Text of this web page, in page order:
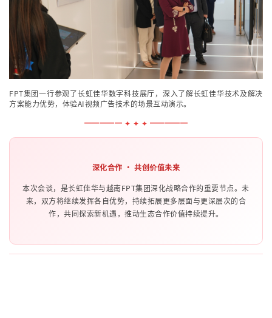
FPT集团一行参观了长虹佳华数字科技展厅，深入了解长虹佳华技术及解决
方案能力优势，体验AI视频广告技术的场景互动演示。
━━━━━ ✦ ✦ ✦ ━━━━━
深化合作 · 共创价值未来
本次会谈，是长虹佳华与越南FPT集团深化战略合作的重要节点。未
来，双方将继续发挥各自优势，持续拓展更多层面与更深层次的合
作，共同探索新机遇，推动生态合作价值持续提升。